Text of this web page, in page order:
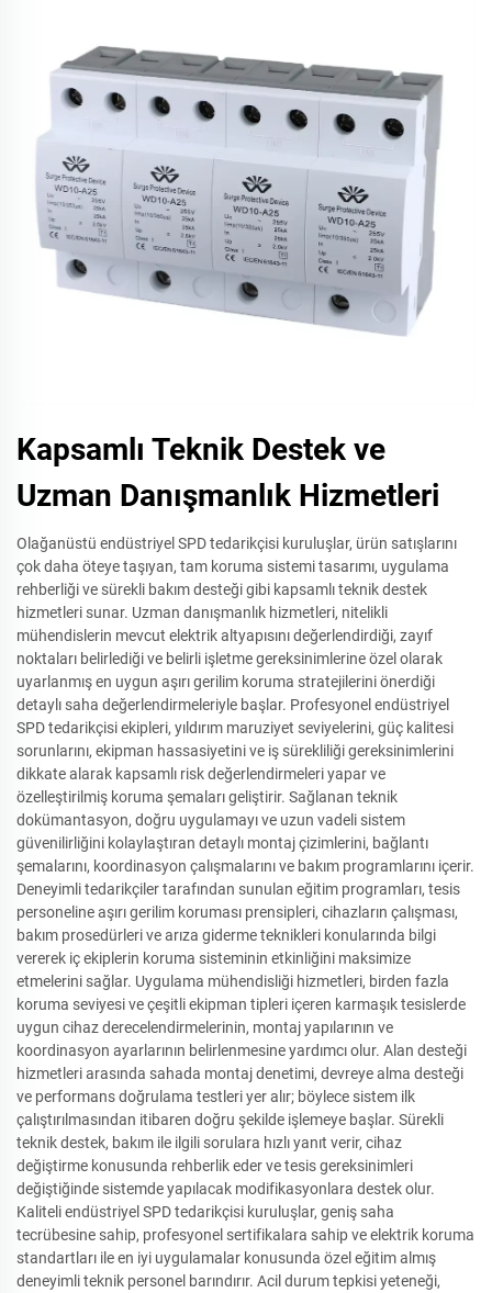
Kapsamlı Teknik Destek ve
Uzman Danışmanlık Hizmetleri
Olağanüstü endüstriyel SPD tedarikçisi kuruluşlar, ürün satışlarını
çok daha öteye taşıyan, tam koruma sistemi tasarımı, uygulama
rehberliği ve sürekli bakım desteği gibi kapsamlı teknik destek
hizmetleri sunar. Uzman danışmanlık hizmetleri, nitelikli
mühendislerin mevcut elektrik altyapısını değerlendirdiği, zayıf
noktaları belirlediği ve belirli işletme gereksinimlerine özel olarak
uyarlanmış en uygun aşırı gerilim koruma stratejilerini önerdiği
detaylı saha değerlendirmeleriyle başlar. Profesyonel endüstriyel
SPD tedarikçisi ekipleri, yıldırım maruziyet seviyelerini, güç kalitesi
sorunlarını, ekipman hassasiyetini ve iş sürekliliği gereksinimlerini
dikkate alarak kapsamlı risk değerlendirmeleri yapar ve
özelleştirilmiş koruma şemaları geliştirir. Sağlanan teknik
dokümantasyon, doğru uygulamayı ve uzun vadeli sistem
güvenilirliğini kolaylaştıran detaylı montaj çizimlerini, bağlantı
şemalarını, koordinasyon çalışmalarını ve bakım programlarını içerir.
Deneyimli tedarikçiler tarafından sunulan eğitim programları, tesis
personeline aşırı gerilim koruması prensipleri, cihazların çalışması,
bakım prosedürleri ve arıza giderme teknikleri konularında bilgi
vererek iç ekiplerin koruma sisteminin etkinliğini maksimize
etmelerini sağlar. Uygulama mühendisliği hizmetleri, birden fazla
koruma seviyesi ve çeşitli ekipman tipleri içeren karmaşık tesislerde
uygun cihaz derecelendirmelerinin, montaj yapılarının ve
koordinasyon ayarlarının belirlenmesine yardımcı olur. Alan desteği
hizmetleri arasında sahada montaj denetimi, devreye alma desteği
ve performans doğrulama testleri yer alır; böylece sistem ilk
çalıştırılmasından itibaren doğru şekilde işlemeye başlar. Sürekli
teknik destek, bakım ile ilgili sorulara hızlı yanıt verir, cihaz
değiştirme konusunda rehberlik eder ve tesis gereksinimleri
değiştiğinde sistemde yapılacak modifikasyonlara destek olur.
Kaliteli endüstriyel SPD tedarikçisi kuruluşlar, geniş saha
tecrübesine sahip, profesyonel sertifikalara sahip ve elektrik koruma
standartları ile en iyi uygulamalar konusunda özel eğitim almış
deneyimli teknik personel barındırır. Acil durum tepkisi yeteneği,